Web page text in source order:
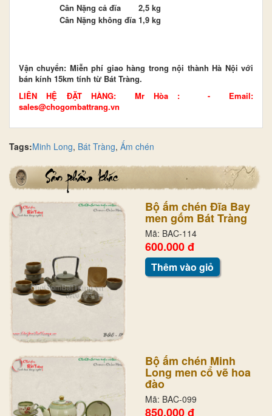
Cân Nặng cả đĩa
2,5 kg
Cân Nặng không đĩa 1,9 kg
Vận chuyển: Miễn phí giao hàng trong nội thành Hà Nội với
bán kính 15km tính từ Bát Tràng.
LIÊN HỆ ĐẶT HÀNG: Mr Hòa : - Email:
sales@chogombattrang.vn
Tags:Minh Long, Bát Tràng, Ấm chén
Bộ ấm chén Đĩa Bay
men gốm Bát Tràng
Mã: BAC-114
600.000 đ
Thêm vào giỏ
Bộ ấm chén Minh
Long men cổ vẽ hoa
đào
Mã: BAC-099
850.000 đ